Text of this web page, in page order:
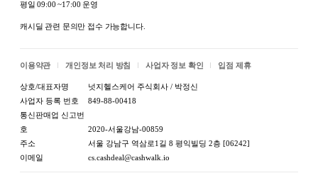
평일 09:00 ~17:00 운영
캐시딜 관련 문의만 접수 가능합니다.
이용약관 개인정보 처리 방침 사업자 정보 확인 입점 제휴
상호/대표자명
넛지헬스케어 주식회사 / 박정신
사업자 등록 번호
849-88-00418
통신판매업 신고번
호
2020-서울강남-00859
주소
서울 강남구 역삼로1길 8 평익빌딩 2층 [06242]
이메일
cs.cashdeal@cashwalk.io